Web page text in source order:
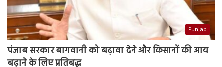
Punjab
पंजाब सरकार बागवानी को बढ़ावा देने और किसानों की आय
बढ़ाने के लिए प्रतिबद्ध